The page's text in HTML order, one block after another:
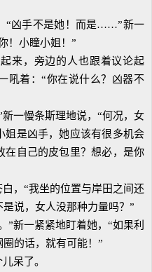
凶手不是她！而是……”新一
！小瞳小姐！”
，旁边的人也跟着议论起
吼着：“你在说什么？凶器不
一慢条斯理地说，“何况，女
姐是凶手，她应该有很多机会
在自己的皮包里？想必，是你
“我坐的位置与岸田之间还
说，女人没那种力量吗？”
一紧紧地盯着她，“如果利
的话，就有可能！”
呆了。